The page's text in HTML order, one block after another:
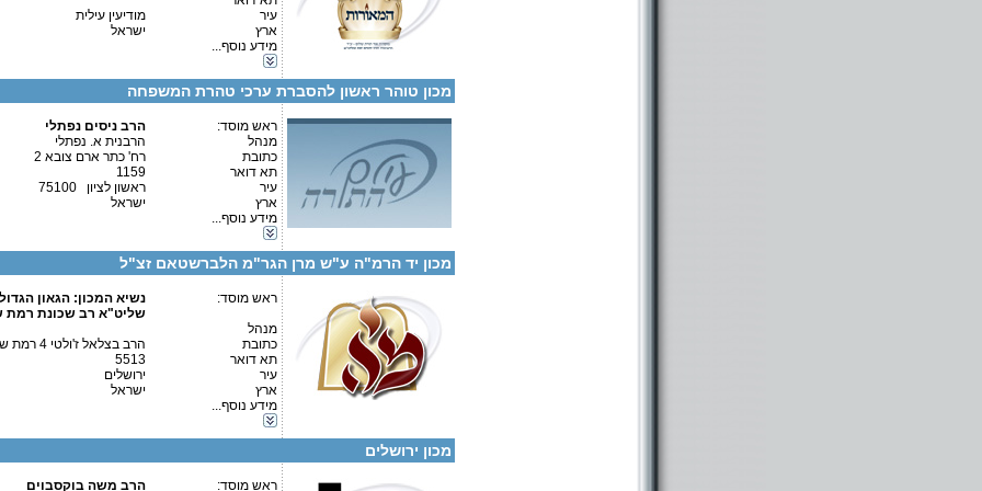
עיר
מודיעין עילית
ארץ
ישראל
מידע נוסף...
מכון טוהר ראשון להסברת ערכי טהרת המשפחה
ראש מוסד:
הרב ניסים נפתלי
מנהל
הרבנית א. נפתלי
כתובת
רח' כתר ארם צובא 2
תא דואר
1159
עיר
ראשון לציון 75100
ארץ
ישראל
מידע נוסף...
טלפון 1:
טלפון 2:
פקס
איש קשר:
אליהו נפתלי
קטגוריות:
מכון יד הרמ"ה ע"ש מרן הגר"מ הלברשטאם זצ"ל
ראש מוסד:
נשיא המכון: הגאון
שליט"א רב שכונת רמת
מנהל
כתובת
הרב בצלאל ז'ולטי 4 רמת שלמה
תא דואר
5513
עיר
ירושלים
ארץ
ישראל
מידע נוסף...
טלפון 1:
טלפון 2:
פקס
מספר עמותה:
קטגוריות:
אגודות וארגונים-רפואה
מכון ירושלים
ראש מוסד: הרב משה בוקסבוים
פרטים נוספים:
טלפון 1:
טלפון 2:
פקס
מספר עמותה:
58009546